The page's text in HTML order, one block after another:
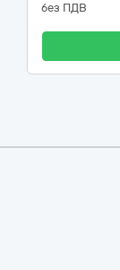
без ПДВ